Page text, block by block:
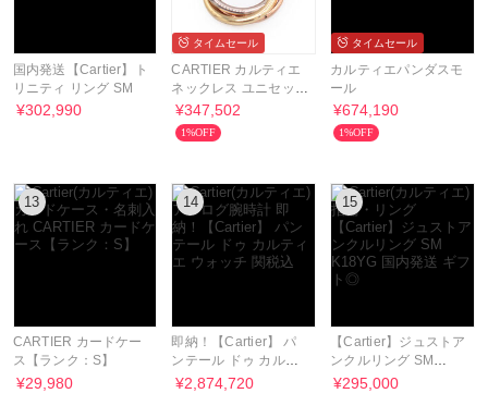
国内発送【Cartier】ト
リニティ リング SM
¥302,990
タイムセール
CARTIER カルティエ
ネックレス ユニセック
ス
¥347,502
1%OFF
タイムセール
カルティエパンダスモ
ール
¥674,190
1%OFF
13
CARTIER カードケー
ス【ランク：S】
¥29,980
14
即納！【Cartier】 パ
ンテール ドゥ カルテ
ィエ ウォッチ 関税込
¥2,874,720
15
【Cartier】ジュストア
ンクルリング SM
K18YG 国内発送 ギフ
¥295,000